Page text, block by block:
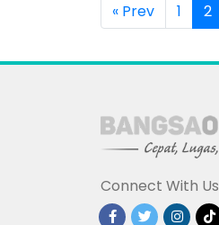
« Prev 1 2
Connect With Us